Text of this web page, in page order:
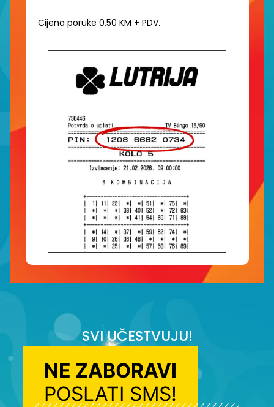
Cijena poruke 0,50 KM + PDV.
SVI UČESTVUJU!
NE ZABORAVI
POSLATI SMS!